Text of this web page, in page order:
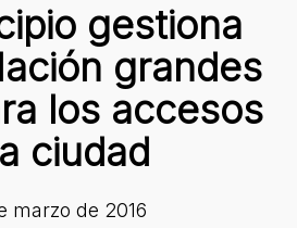
gestiona
grandes
los accesos
ciudad
marzo de 2016